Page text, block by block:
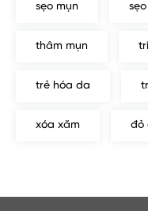
sẹo mụn
thâm mụn
trẻ hóa da
xóa xăm đỏ